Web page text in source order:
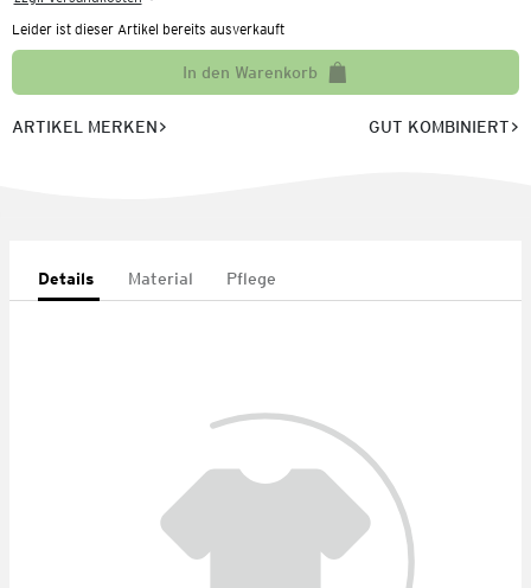
Leider ist dieser Artikel bereits ausverkauft
In den Warenkorb
ARTIKEL MERKEN GUT KOMBINIERT
Details Material Pflege